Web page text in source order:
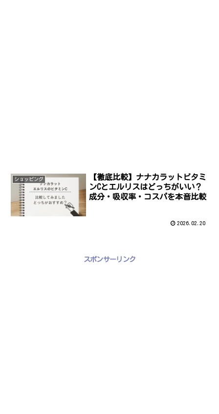
ショッピング
【徹底比較】ナナカラットビタミ
ンCとエルリスはどっちがいい？
成分・吸収率・コスパを本音比較
2026.02.20
スポンサーリンク